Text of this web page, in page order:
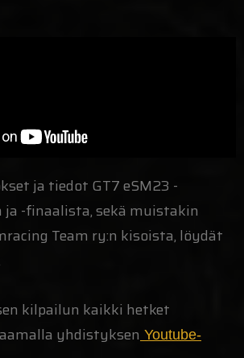
ja tiedot GT7 eSM23 -
-finaalista, sekä muistakin
Team ry:n kisoista, löydät
kilpailun kaikki hetket
yhdistyksen Youtube-